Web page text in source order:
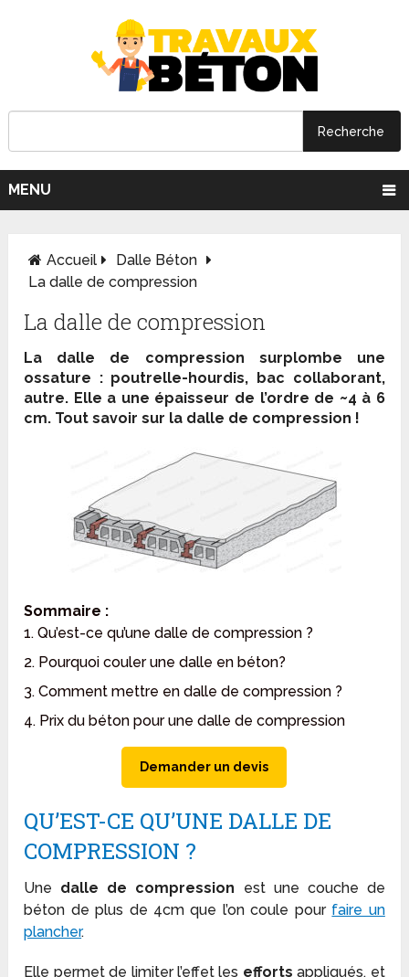
MENU
Accueil
Dalle Béton
La dalle de compression
La dalle de compression
La dalle de compression surplombe une
ossature : poutrelle-hourdis, bac collaborant,
autre. Elle a une épaisseur de l’ordre de ~4 à 6
cm. Tout savoir sur la dalle de compression !
Sommaire :
1. Qu’est-ce qu’une dalle de compression ?
2. Pourquoi couler une dalle en béton?
3. Comment mettre en dalle de compression ?
4. Prix du béton pour une dalle de compression
Demander un devis
QU’EST-CE QU’UNE DALLE DE
COMPRESSION ?
Une dalle de compression est une couche de
béton de plus de 4cm que l’on coule pour faire un
plancher.
Elle permet de limiter l’effet les efforts appliqués, et